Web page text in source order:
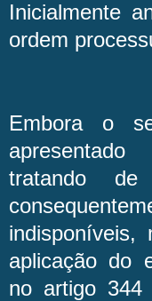
Inicialmente
ordem
Embora o
tratando
aplicação do
no artigo 344